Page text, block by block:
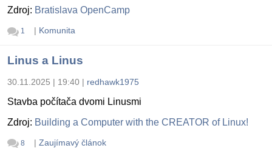
Zdroj: Bratislava OpenCamp
1 | Komunita
Linus a Linus
30.11.2025 | 19:40 | redhawk1975
Stavba počítača dvomi Linusmi
Zdroj: Building a Computer with the CREATOR of Linux!
8 | Zaujímavý článok